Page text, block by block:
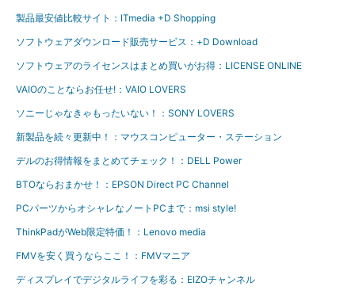
製品最安値比較サイト：ITmedia +D Shopping
ソフトウェアダウンロード販売サービス：+D Download
ソフトウェアのライセンスはまとめ買いがお得：LICENSE ONLINE
VAIOのことならお任せ!：VAIO LOVERS
ソニーじゃなきゃもったいない！：SONY LOVERS
新製品を続々更新中！：マウスコンピューター・ステーション
デルのお得情報をまとめてチェック！：DELL Power
BTOならおまかせ！：EPSON Direct PC Channel
PCパーツからオシャレなノートPCまで：msi style!
ThinkPadがWeb限定特価！：Lenovo media
FMVを安く買うならここ！：FMVマニア
ディスプレイでデジタルライフを彩る：EIZOチャンネル